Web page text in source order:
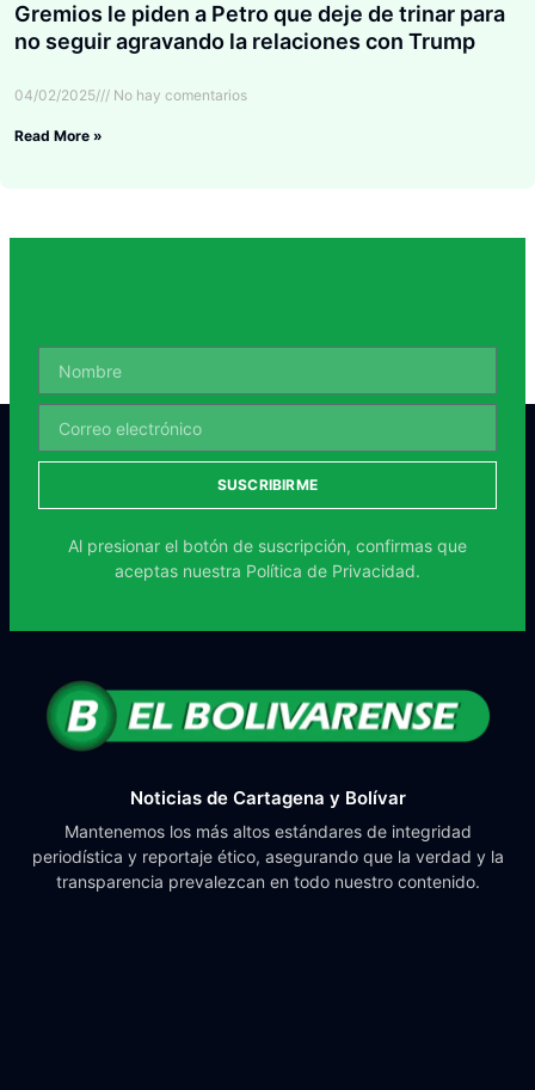
Gremios le piden a Petro que deje de trinar para
no seguir agravando la relaciones con Trump
04/02/2025 No hay comentarios
Read More »
SUSCRIBIRME
Al presionar el botón de suscripción, confirmas que
aceptas nuestra Política de Privacidad.
Noticias de Cartagena y Bolívar
Mantenemos los más altos estándares de integridad
periodística y reportaje ético, asegurando que la verdad y la
transparencia prevalezcan en todo nuestro contenido.